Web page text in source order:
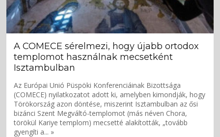
A COMECE sérelmezi, hogy újabb ortodox
templomot használnak mecsetként
Isztambulban
Az Európai Unió Püspöki Konferenciáinak Bizottsága
(COMECE) nyilatkozatot adott ki, amelyben kimondják, hogy
Törökország azon döntése, miszerint Isztambulban az ősi
bizánci Szent Megváltó-templomot (más néven Chora,
törökül Kariye templom) mecsetté alakították, „tovább
gyengíti a... »